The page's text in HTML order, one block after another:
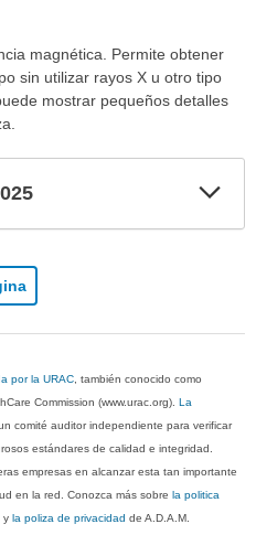
magnética. Permite obtener
sin utilizar rayos X u otro tipo
mostrar pequeños detalles
por la URAC , también conocido como
Commission (www.urac.org).La
comité auditor independiente para verificar
estándares de calidad e integridad.
empresas en alcanzar esta tan importante
en la red. Conozca más sobrela politica
, yla poliza de privacidad de A.D.A.M.